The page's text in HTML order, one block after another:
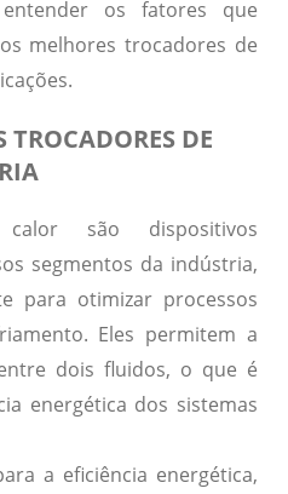
os fatores que
melhores trocadores de
DE
são dispositivos
segmentos da indústria,
para otimizar processos
Eles permitem a
dois fluidos, o que é
energética dos sistemas
a eficiência energética,